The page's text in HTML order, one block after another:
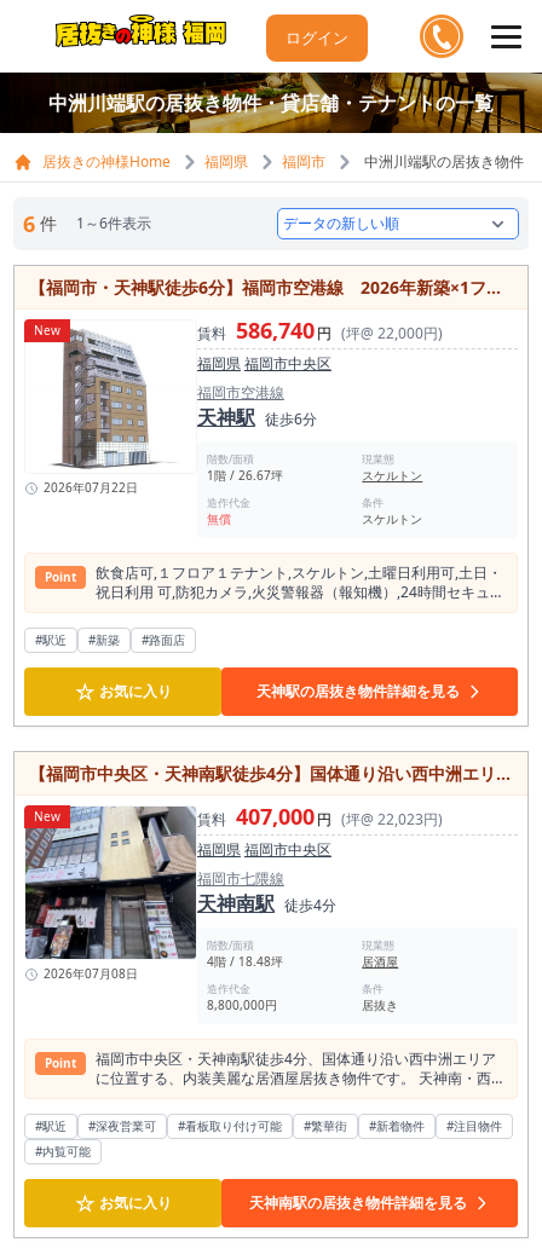
ログイン
中洲川端駅の居抜き物件・貸店舗・テナントの一覧
居抜きの神様Home 福岡県 福岡市 中洲川端駅の居抜き物件
6 件 1～6件表示
【福岡市・天神駅徒歩6分】福岡市空港線 2026年新築×1フロア1テナント！カフェ・ケーキ店向け
New
2026年07月22日
賃料 586,740円 (坪@ 22,000円)
福岡県福岡市中央区
福岡市空港線
天神駅 徒歩6分
階数/面積
1階 / 26.67坪
現業態
スケルトン
造作代金
無償
条件
スケルトン
Point
飲⾷店可,１フロア１テナント,スケルトン,⼟曜⽇利⽤可,⼟⽇・
祝⽇利⽤ 可,防犯カメラ,⽕災警報器（報知機）,24時間セキュリ
ティー,エレベーター
#駅近 #新築 #路面店
☆ お気に入り 天神駅の居抜き物件詳細を見る
【福岡市中央区・天神南駅徒歩4分】国体通り沿い西中洲エリアの内装美麗な居酒屋居抜き物件／業態・営業時間制限なし・約18.48坪
New
2026年07月08日
賃料 407,000円 (坪@ 22,023円)
福岡県福岡市中央区
福岡市七隈線
天神南駅 徒歩4分
階数/面積
4階 / 18.48坪
現業態
居酒屋
造作代金
8,800,000円
条件
居抜き
Point
福岡市中央区・天神南駅徒歩4分、国体通り沿い西中洲エリア
に位置する、内装美麗な居酒屋居抜き物件です。 天神南・西中
洲・春吉・中洲方面の飲食需要を視野に入れながら、居酒屋、
和食、ダイニング、バー、九州料理、創作料理などの出店を検
討している方に、ぜひ現地をご確認いただきたい店舗物件で
中洲エリアで出店を検討できる点です。 国体通り沿いは、天
神、春吉、西中洲、中洲方面をつなぐ飲食導線上にあり、仕事
帰りの食事利用、会食、二軒目利用、観光客・出張客の外食需
要などを狙いやすい立地です。単なる駅近物件として見るより
#駅近 #深夜営業可 #看板取り付け可能 #繁華街 #新着物件
#注目物件
#内覧可能
☆ お気に入り 天神南駅の居抜き物件詳細を見る